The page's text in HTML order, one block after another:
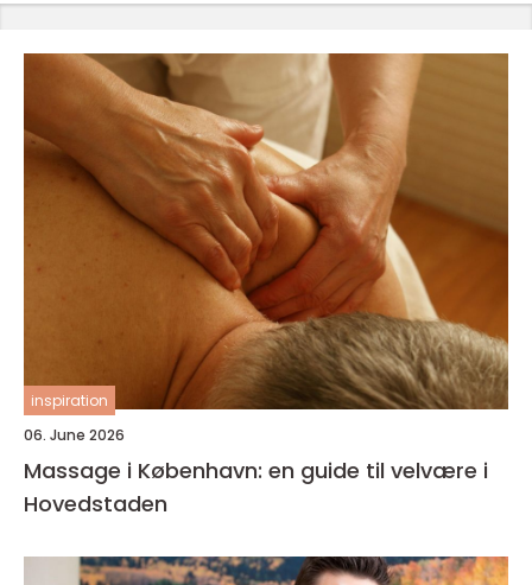
inspiration
06. June 2026
Massage i København: en guide til velvære i
Hovedstaden